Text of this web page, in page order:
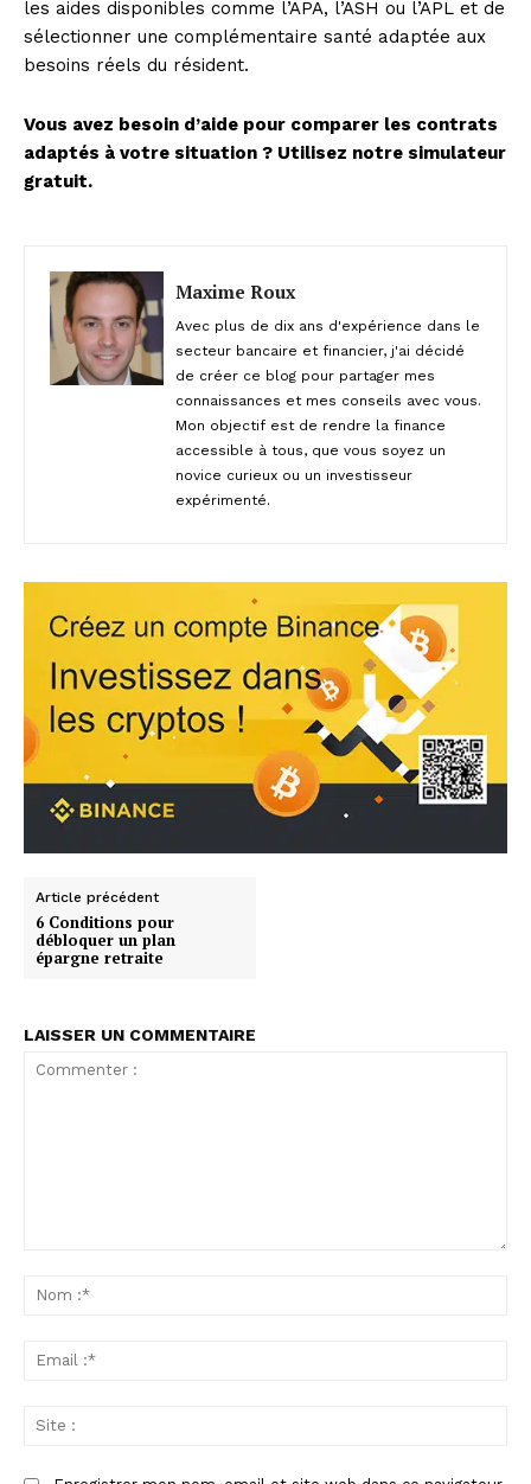
les aides disponibles comme l’APA, l’ASH ou l’APL et de
sélectionner une complémentaire santé adaptée aux
besoins réels du résident.
Vous avez besoin d’aide pour comparer les contrats
adaptés à votre situation ? Utilisez notre simulateur
gratuit.
Maxime Roux
Avec plus de dix ans d'expérience dans le
secteur bancaire et financier, j'ai décidé
de créer ce blog pour partager mes
connaissances et mes conseils avec vous.
Mon objectif est de rendre la finance
accessible à tous, que vous soyez un
novice curieux ou un investisseur
expérimenté.
Article précédent
6 Conditions pour
débloquer un plan
épargne retraite
LAISSER UN COMMENTAIRE